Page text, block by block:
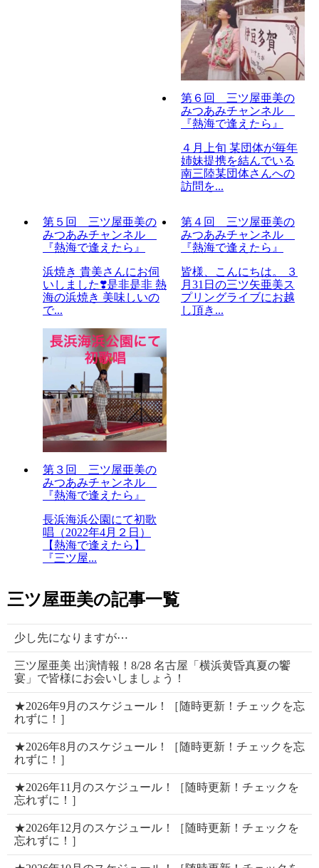
第６回 三ツ屋亜美の
みつあみチャンネル
『熱海で逢えたら』
４月上旬 某団体が毎年
姉妹提携を結んでいる
南三陸某団体さんへの
訪問を...
第５回 三ツ屋亜美の
みつあみチャンネル
『熱海で逢えたら』
浜焼き 貴美さんにお伺
いしました❣️是非是非 熱
海の浜焼き 美味しいの
で...
第４回 三ツ屋亜美の
みつあみチャンネル
『熱海で逢えたら』
皆様、こんにちは。 ３
月31日の三ツ矢亜美ス
プリングライブにお越
し頂き...
第３回 三ツ屋亜美の
みつあみチャンネル
『熱海で逢えたら』
長浜海浜公園にて初歌
唱（2022年4月２日）
【熱海で逢えたら】
『三ツ屋...
三ツ屋亜美の記事一覧
少し先になりますが⋯
三ツ屋亜美 出演情報！8/28 名古屋「横浜黄昏真夏の饗
宴」で皆様にお会いしましょう！
★2026年9月のスケジュール！［随時更新！チェックを忘
れずに！］
★2026年8月のスケジュール！［随時更新！チェックを忘
れずに！］
★2026年11月のスケジュール！［随時更新！チェックを
忘れずに！］
★2026年12月のスケジュール！［随時更新！チェックを
忘れずに！］